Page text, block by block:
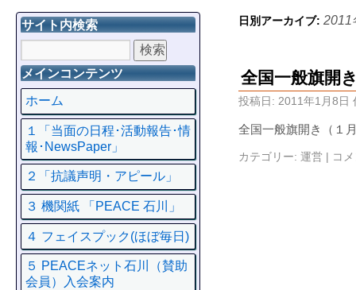
日別アーカイブ: 2011
全国一般旗開
投稿日: 2011年1月8日
全国一般旗開き（１
カテゴリー: 運営 | コ
サイト内検索
メインコンテンツ
ホーム
１「当面の日程･活動報告･情
報･NewsPaper」
２「抗議声明・アピール」
３ 機関紙 「PEACE 石川」
４ フェイスプック(ほぼ毎日)
５ PEACEネット石川（賛助
会員）入会案内